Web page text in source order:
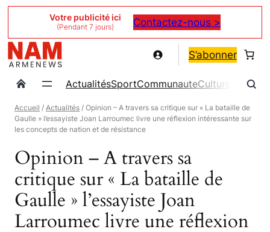
contenu
Votre publicité ici
(Pendant 7 jours) Contactez-nous >
S’abonner
ActualitésSportCommunauteCulture
Accueil /Actualités / Opinion – A travers sa critique sur « La bataille de
Gaulle » l’essayiste Joan Larroumec livre une réflexion intéressante sur
les concepts de nation et de résistance
Opinion – A travers sa
critique sur « La bataille de
Gaulle » l’essayiste Joan
Larroumec livre une réflexion